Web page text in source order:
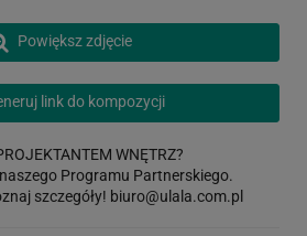
Powiększ zdjęcie
link do kompozycji
WNĘTRZ?
Programu Partnerskiego.
szczegóły! biuro@ulala.com.pl